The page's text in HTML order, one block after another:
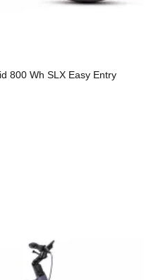
800 Wh SLX Easy Entry